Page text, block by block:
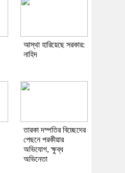
আস্থা হারিয়েছে সরকার:
নাহিদ
তারকা দম্পতির বিচ্ছেদের
পেছনে পরকীয়ার
অভিযোগ, ক্ষুব্ধ
অভিনেতা